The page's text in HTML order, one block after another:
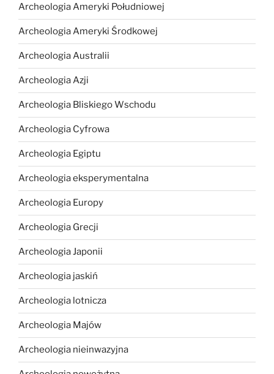
Archeologia Ameryki Południowej
Archeologia Ameryki Środkowej
Archeologia Australii
Archeologia Azji
Archeologia Bliskiego Wschodu
Archeologia Cyfrowa
Archeologia Egiptu
Archeologia eksperymentalna
Archeologia Europy
Archeologia Grecji
Archeologia Japonii
Archeologia jaskiń
Archeologia lotnicza
Archeologia Majów
Archeologia nieinwazyjna